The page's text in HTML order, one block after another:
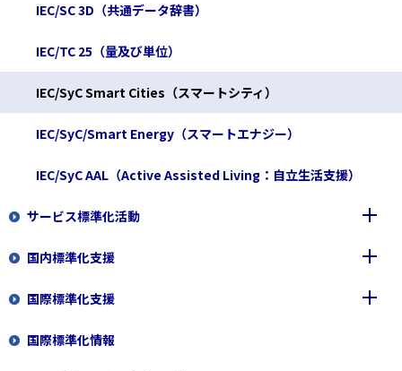
IEC/SC 3D（共通データ辞書）
IEC/TC 25（量及び単位）
IEC/SyC Smart Cities（スマートシティ）
IEC/SyC/Smart Energy（スマートエナジー）
IEC/SyC AAL（Active Assisted Living：自立生活支援）
サービス標準化活動
サービス標準化の概要
サービス関連規格の開発
ISO/TC312（サービスエクセレンス）
サービス標準化フォーラム
国内標準化支援
JIS原案作成
JIS原案作成に係る事前調査
国際標準化支援
ISO/IEC TC一覧及び国内審議団体連絡先情報
国際標準化情報